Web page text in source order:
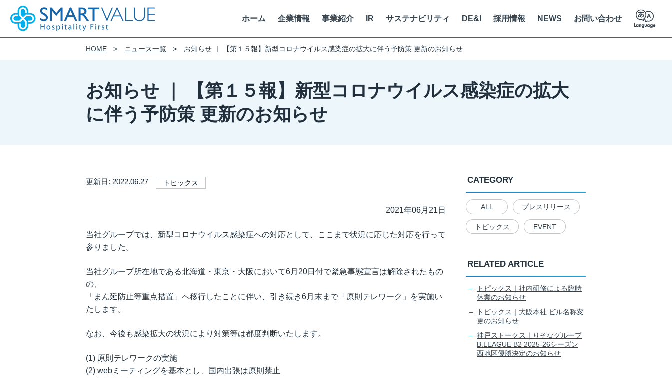
ホーム 企業情報
会社概要 代表挨拶
役員紹介
SMART VALUE Group Vision
沿革
個人情報保護法に基づく公表事項
株式会社スマートバリューのウェブサイトに
おける個人情報の取り扱いについて
情報セキュリティに関する取り組み
事業紹介
モビリティ・サービス
モビリティIoTに特化したプラットフォーム
クルマツナグプラットフォーム
カーシェアの事業化を支援するプラットフォーム
架装品のご提案
スマートベニュー
GLION ARENA KOBE 運営
IR
財務情報
経営成績
財政状況
決算短信
株主総会関連資料
説明会資料
株式情報
監査委員会ホットライン
サステナビリティ
サステナビリティ基本方針 マテリアリティ
サステナビリティに関する取り組み
フィロソフィー
コーポレート・ガバナンス
DE&I
DE&I 推進方針 SMART WORK
両立支援
働き方
健康経営
採用情報
新卒採用 キャリア採用
考え方を知る
制度を知る
働く人を知る
NEWS お問い合わせ
HOME ニュース一覧 お知らせ ｜ 【第１５報】新型コロナウイルス感染症の拡大に伴う予防策 更新のお知らせ
お知らせ ｜ 【第１５報】新型コロナウイルス感染症の拡大
に伴う予防策 更新のお知らせ
更新日: 2022.06.27 トピックス
2021年06月21日
当社グループでは、新型コロナウイルス感染症への対応として、ここまで状況に応じた対応を行って
参りました。
当社グループ所在地である北海道・東京・大阪において6月20日付で緊急事態宣言は解除されたもの
の、
「まん延防止等重点措置」へ移行したことに伴い、引き続き6月末まで「原則テレワーク」を実施い
たします。
なお、今後も感染拡大の状況により対策等は都度判断いたします。
(1) 原則テレワークの実施
(2) webミーティングを基本とし、国内出張は原則禁止
CATEGORY
ALL プレスリリース
トピックス EVENT
RELATED ARTICLE
トピックス｜社内研修による臨時
休業のお知らせ
トピックス｜大阪本社 ビル名称変
更のお知らせ
神戸ストークス｜りそなグループ
B.LEAGUE B2 2025-26シーズン
西地区優勝決定のお知らせ